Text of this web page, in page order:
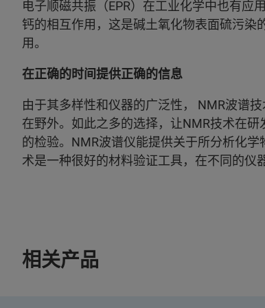
电子顺磁共振（EPR）在工业化学中也有应
钙的相互作用，这是碱土氧化物表面硫污染
用。
在正确的时间提供正确的信息
由于其多样性和仪器的广泛性， NMR波谱
在野外。如此之多的选择，让NMR技术在
的检验。NMR波谱仪能提供关于所分析化
术是一种很好的材料验证工具，在不同的仪
相关产品